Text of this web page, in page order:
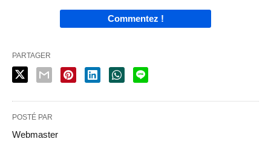
Commentez !
PARTAGER
POSTÉ PAR
Webmaster